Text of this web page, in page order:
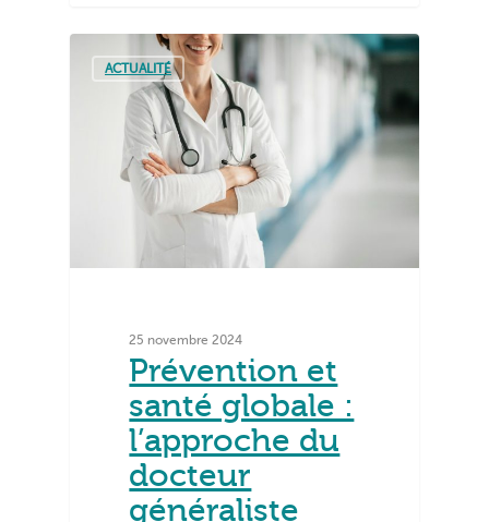
ACTUALITÉ
25 novembre 2024
Prévention et
santé globale :
l’approche du
docteur
généraliste